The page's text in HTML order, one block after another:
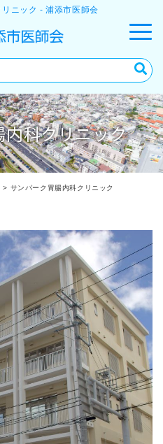
ニック - 浦添市医師会
科クリニック
サンパーク胃腸内科クリニック